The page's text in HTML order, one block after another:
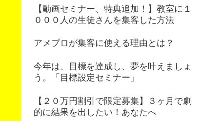
【動画セミナー、特典追加！】教室に１
０００人の生徒さんを集客した方法
アメブロが集客に使える理由とは？
今年は、目標を達成し、夢を叶えましょ
う。「目標設定セミナー」
【２０万円割引で限定募集】３ヶ月で劇
的に結果を出したい！あなたへ